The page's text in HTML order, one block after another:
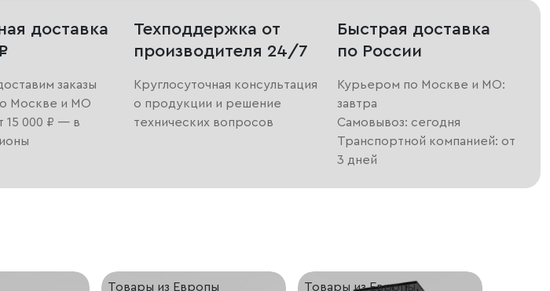
доставка
заказы
Москве и МО
15 000 ₽ — в
Техподдержка от
производителя 24/7
Круглосуточная консультация
о продукции и решение
технических вопросов
Быстрая доставка
по России
Курьером по Москве и МО:
завтра
Самовывоз: сегодня
Транспортной компанией: от
3 дней
Товары из Европы Товары из Европы